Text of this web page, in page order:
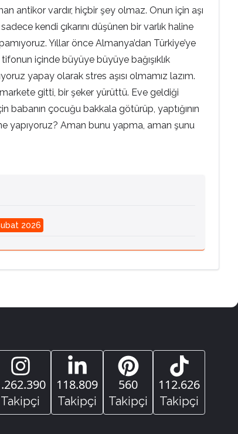
antikor vardır, hiçbir şey olmaz. Onun için aşı
kendi çıkarını düşünen bir varlık haline
Yıllar önce Almanya’dan Türkiye’ye
içinde büyüye büyüye bağışıklık
yapay olarak stres aşısı olmamız lazım.
gitti, bir şeker yürüttü. Eve geldiği
babanın çocuğu bakkala götürüp, yaptığının
yapıyoruz? Aman bunu yapma, aman şunu
2026
Takipçi
118.809
Takipçi
560
Takipçi
112.626
Takipçi